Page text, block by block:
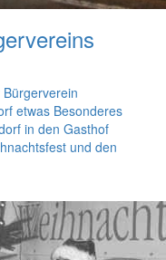
etwas Besonderes
in den Gasthof
und den